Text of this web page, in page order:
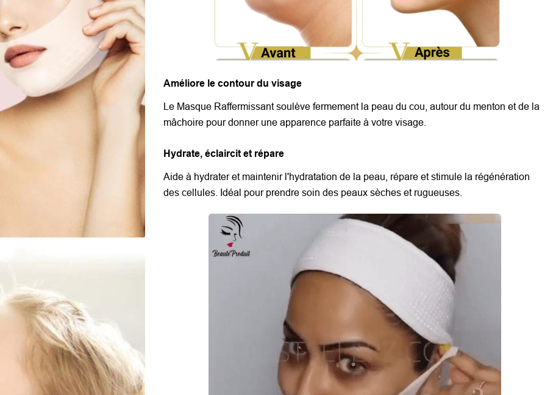
Améliore le contour du visage
Le Masque Raffermissant soulève fermement la peau du cou, autour du menton et de la
mâchoire pour donner une apparence parfaite à votre visage.
Hydrate, éclaircit et répare
Aide à hydrater et maintenir l'hydratation de la peau, répare et stimule la régénération
des cellules. Idéal pour prendre soin des peaux sèches et rugueuses.